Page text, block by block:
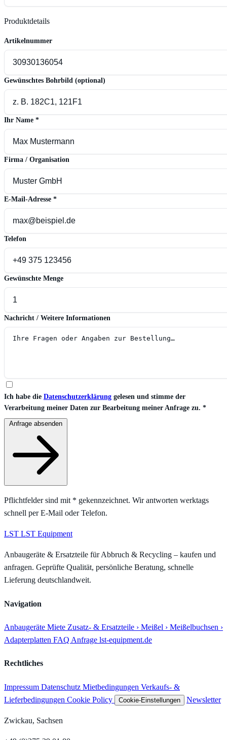
Produktdetails
Artikelnummer
Gewünschtes Bohrbild (optional)
Ihr Name *
Firma / Organisation
E-Mail-Adresse *
Telefon
Gewünschte Menge
Nachricht / Weitere Informationen
Ich habe die Datenschutzerklärung gelesen und stimme der
Verarbeitung meiner Daten zur Bearbeitung meiner Anfrage zu. *
Pflichtfelder sind mit * gekennzeichnet. Wir antworten werktags
schnell per E-Mail oder Telefon.
LST LST Equipment
Anbaugeräte & Ersatzteile für Abbruch & Recycling – kaufen und
anfragen. Geprüfte Qualität, persönliche Beratung, schnelle
Lieferung deutschlandweit.
Navigation
Anbaugeräte Miete Zusatz- & Ersatzteile › Meißel › Meißelbuchsen ›
Adapterplatten FAQ Anfrage lst-equipment.de
Rechtliches
Impressum Datenschutz Mietbedingungen Verkaufs- &
Lieferbedingungen Cookie Policy Cookie-Einstellungen Newsletter
Zwickau, Sachsen